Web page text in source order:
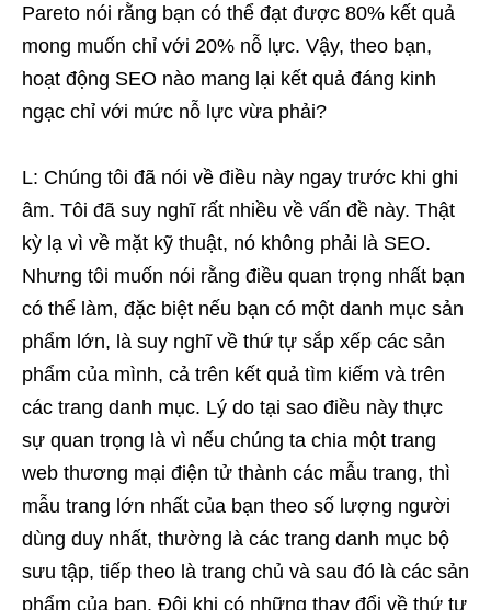
Pareto nói rằng bạn có thể đạt được 80% kết quả
mong muốn chỉ với 20% nỗ lực. Vậy, theo bạn,
hoạt động SEO nào mang lại kết quả đáng kinh
ngạc chỉ với mức nỗ lực vừa phải?
L: Chúng tôi đã nói về điều này ngay trước khi ghi
âm. Tôi đã suy nghĩ rất nhiều về vấn đề này. Thật
kỳ lạ vì về mặt kỹ thuật, nó không phải là SEO.
Nhưng tôi muốn nói rằng điều quan trọng nhất bạn
có thể làm, đặc biệt nếu bạn có một danh mục sản
phẩm lớn, là suy nghĩ về thứ tự sắp xếp các sản
phẩm của mình, cả trên kết quả tìm kiếm và trên
các trang danh mục. Lý do tại sao điều này thực
sự quan trọng là vì nếu chúng ta chia một trang
web thương mại điện tử thành các mẫu trang, thì
mẫu trang lớn nhất của bạn theo số lượng người
dùng duy nhất, thường là các trang danh mục bộ
sưu tập, tiếp theo là trang chủ và sau đó là các sản
phẩm của bạn. Đôi khi có những thay đổi về thứ tự